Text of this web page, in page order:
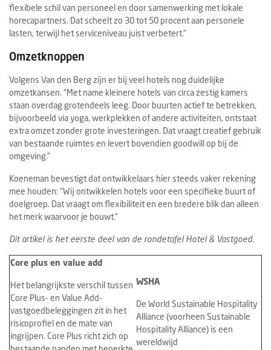
flexibele schil van personeel en door samenwerking met lokale
horecapartners. Dat scheelt zo 30 tot 50 procent aan personele
lasten, terwijl het serviceniveau juist verbetert.”
Omzetknoppen
Volgens Van den Berg zijn er bij veel hotels nog duidelijke
omzetkansen. “Met name kleinere hotels van circa zestig kamers
staan overdag grotendeels leeg. Door buurten actief te betrekken,
bijvoorbeeld via yoga, werkplekken of andere activiteiten, ontstaat
extra omzet zonder grote investeringen. Dat vraagt creatief gebruik
van bestaande ruimtes en levert bovendien goodwill op bij de
omgeving.”
Koeneman bevestigt dat ontwikkelaars hier steeds vaker rekening
mee houden: “Wij ontwikkelen hotels voor een specifieke buurt of
doelgroep. Dat vraagt om flexibiliteit en een bredere blik dan alleen
het merk waarvoor je bouwt.”
Dit artikel is het eerste deel van de rondetafel Hotel & Vastgoed.
Core plus en value add
Het belangrijkste verschil tussen
Core Plus- en Value Add-
vastgoedbeleggingen zit in het
risicoprofiel en de mate van
ingrijpen. Core Plus richt zich op
WSHA
De World Sustainable Hospitality
Alliance (voorheen Sustainable
Hospitality Alliance) is een
wereldwijd